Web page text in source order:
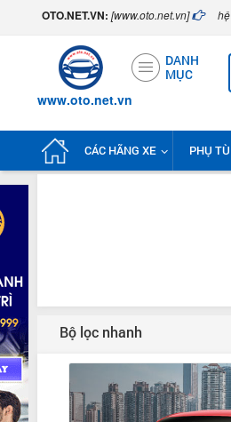
OTO.NET.VN: [www.oto.net.vn]
www.oto.net.vn
DANH
MỤC
CÁC HÃNG XE PHỤ
Bộ lọc nhanh